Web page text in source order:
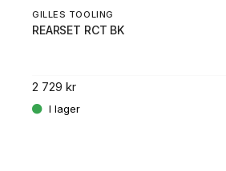
GILLES TOOLING
REARSET RCT BK
2 729 kr